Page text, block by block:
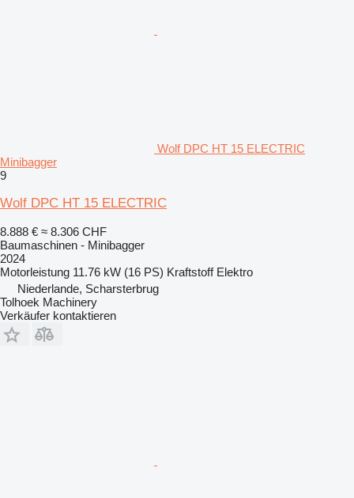
Wolf DPC HT 15 ELECTRIC
Minibagger
9
Wolf DPC HT 15 ELECTRIC
8.888 € ≈ 8.306 CHF
Baumaschinen - Minibagger
2024
Motorleistung 11.76 kW (16 PS) Kraftstoff Elektro
Niederlande, Scharsterbrug
Tolhoek Machinery
Verkäufer kontaktieren